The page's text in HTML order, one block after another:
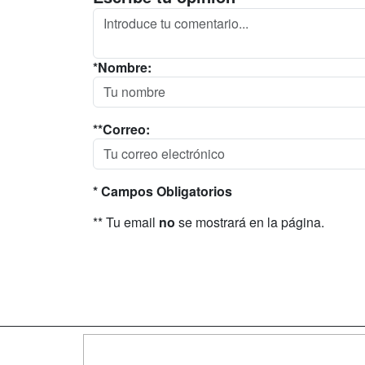
*Nombre:
**Correo:
* Campos Obligatorios
** Tu email no se mostrará en la página.